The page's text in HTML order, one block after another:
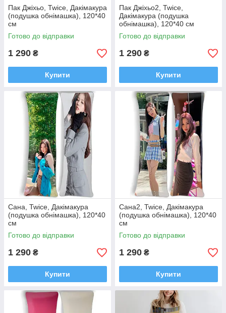
Пак Джіхьо, Twice, Дакімакура
(подушка обнімашка), 120*40
см
Готово до відправки
1 290 ₴
Купити
Пак Джіхьо2, Twice,
Дакімакура (подушка
обнімашка), 120*40 см
Готово до відправки
1 290 ₴
Купити
Сана, Twice, Дакімакура
(подушка обнімашка), 120*40
см
Готово до відправки
1 290 ₴
Купити
Сана2, Twice, Дакімакура
(подушка обнімашка), 120*40
см
Готово до відправки
1 290 ₴
Купити